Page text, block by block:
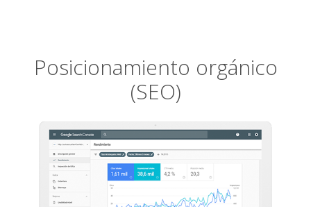
Posicionamiento orgánico
(SEO)